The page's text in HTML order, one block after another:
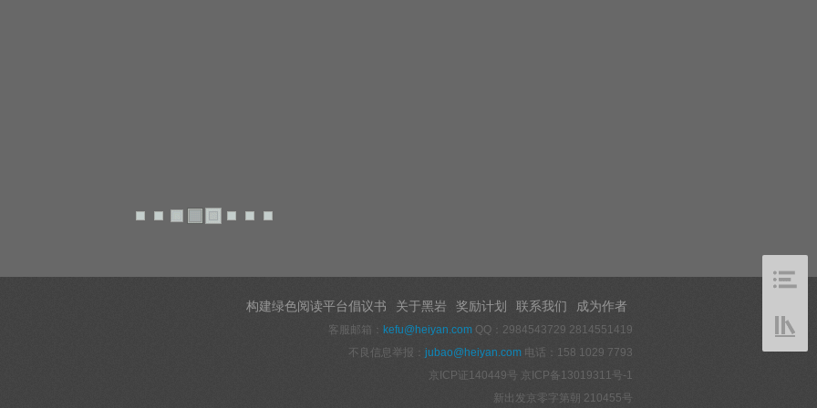
构建绿色阅读平台倡议书 关于黑岩 奖励计划 联系我们 成为作者
客服邮箱： kefu@heiyan.com QQ：2984543729 2814551419
不良信息举报： jubao@heiyan.com 电话：158 1029 7793
京ICP证140449号 京ICP备13019311号-1
新出发京零字第朝 210455号